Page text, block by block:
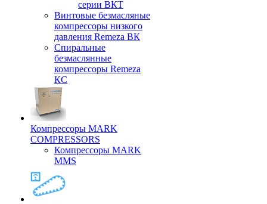
серии ВКТ
Винтовые безмасляные
компрессоры низкого
давления Remeza ВК
Спиральные
безмаслянные
компрессоры Remeza
КС
Компрессоры MARK
COMPRESSORS
Компрессоры MARK
MMS